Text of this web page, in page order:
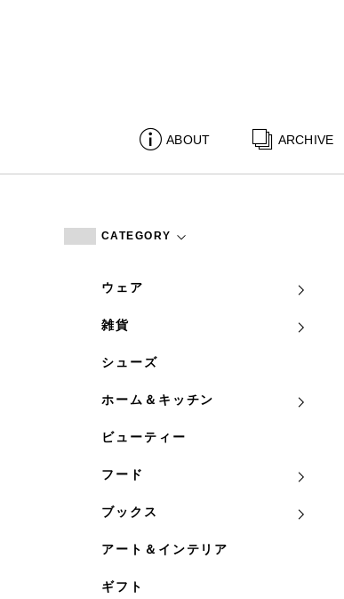
ABOUT ARCHIVE
CATEGORY
ウェア
雑貨
シューズ
ホーム＆キッチン
ビューティー
フード
ブックス
アート＆インテリア
ギフト